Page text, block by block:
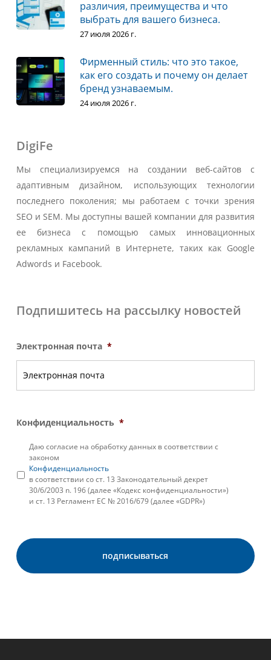
различия, преимущества и что
выбрать для вашего бизнеса.
27 июля 2026 г.
Фирменный стиль: что это такое,
как его создать и почему он делает
бренд узнаваемым.
24 июля 2026 г.
DigiFe
Мы специализируемся на создании веб-сайтов с
адаптивным дизайном, использующих технологии
последнего поколения; мы работаем с точки зрения
SEO и SEM. Мы доступны вашей компании для развития
ее бизнеса с помощью самых инновационных
рекламных кампаний в Интернете, таких как Google
Adwords и Facebook.
Подпишитесь на рассылку новостей
Электронная почта *
Конфиденциальность *
Даю согласие на обработку данных в соответствии с
законом
Конфиденциальность
в соответствии со ст. 13 Законодательный декрет
30/6/2003 n. 196 (далее «Кодекс конфиденциальности»)
и ст. 13 Регламент ЕС № 2016/679 (далее «GDPR»)